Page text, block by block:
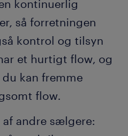
kontinuerlig
så forretningen
kontrol og tilsyn
et hurtigt flow, og
kan fremme
flow.
andre sælgere: